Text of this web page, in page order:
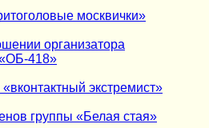
москвички»
организатора
«ОБ-418»
экстремист»
группы «Белая стая»